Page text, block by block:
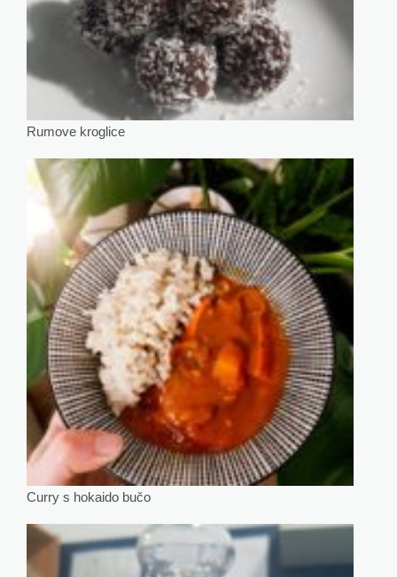
Rumove kroglice
Curry s hokaido bučo